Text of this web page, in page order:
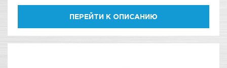
ПЕРЕЙТИ К ОПИСАНИЮ